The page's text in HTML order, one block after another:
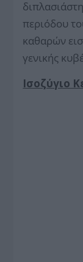
περιόδου
καθαρών
γενικής
Ισοζύγιο